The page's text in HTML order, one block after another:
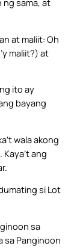
ng sama, at
at maliit: Oh
maliit?) at
ito ay
bayang
wala akong
ang
si Lot
sa
sa Panginoon